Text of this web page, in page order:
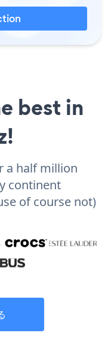
best in
a half million
continent
of course not)